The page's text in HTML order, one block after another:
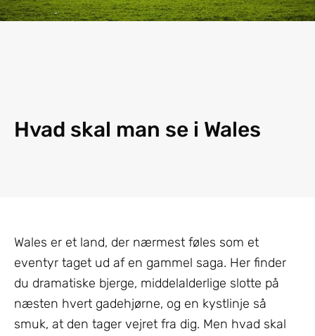
Hvad skal man se i Wales
Wales er et land, der nærmest føles som et
eventyr taget ud af en gammel saga. Her finder
du dramatiske bjerge, middelalderlige slotte på
næsten hvert gadehjørne, og en kystlinje så
smuk, at den tager vejret fra dig. Men hvad skal